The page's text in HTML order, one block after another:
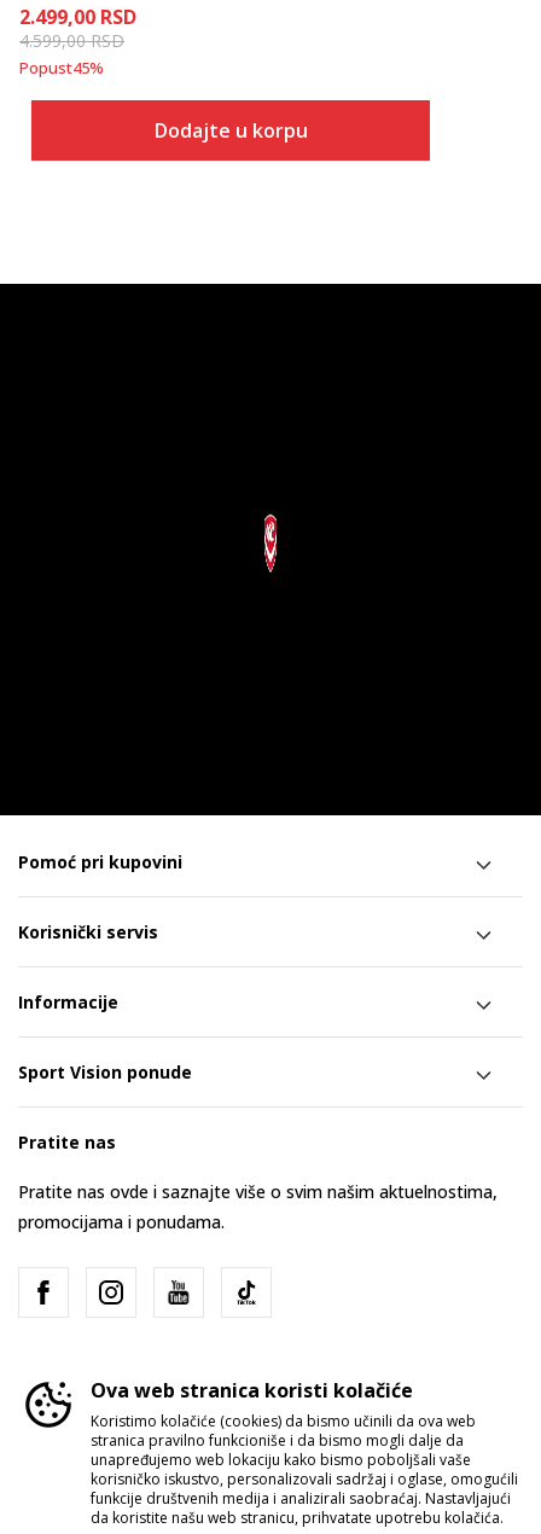
2.499,00 RSD
4.599,00RSD
Popust45%
Dodajte u korpu
Pomoć pri kupovini
Korisnički servis
Informacije
Sport Vision ponude
Pratite nas
Pratite nas ovde i saznajte više o svim našim aktuelnostima,
promocijama i ponudama.
Srbija Promenite
Ova web stranica koristi kolačiće
Koristimo kolačiće (cookies) da bismo učinili da ova web
stranica pravilno funkcioniše i da bismo mogli dalje da
unapređujemo web lokaciju kako bismo poboljšali vaše
korisničko iskustvo, personalizovali sadržaj i oglase, omogućili
funkcije društvenih medija i analizirali saobraćaj. Nastavljajući
da koristite našu web stranicu, prihvatate upotrebu kolačića.